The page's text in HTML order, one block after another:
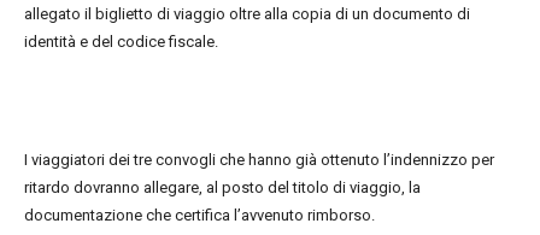
allegato il biglietto di viaggio oltre alla copia di un documento di
identità e del codice fiscale.
I viaggiatori dei tre convogli che hanno già ottenuto l’indennizzo per
ritardo dovranno allegare, al posto del titolo di viaggio, la
documentazione che certifica l’avvenuto rimborso.